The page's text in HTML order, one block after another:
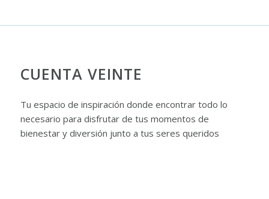
CUENTA VEINTE
Tu espacio de inspiración donde encontrar todo lo
necesario para disfrutar de tus momentos de
bienestar y diversión junto a tus seres queridos